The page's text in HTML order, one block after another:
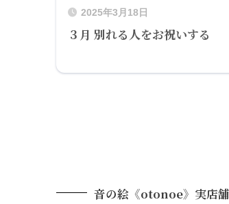
2025年3月18日
３月 別れる人をお祝いする
音の絵《otonoe》 実店